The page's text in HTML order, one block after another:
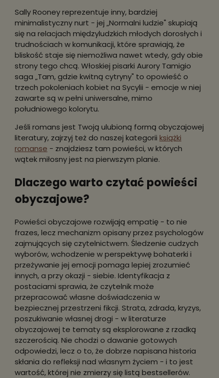
Sally Rooney reprezentuje inny, bardziej
minimalistyczny nurt - jej „Normalni ludzie" skupiają
się na relacjach międzyludzkich młodych dorosłych i
trudnościach w komunikacji, które sprawiają, że
bliskość staje się niemożliwa nawet wtedy, gdy obie
strony tego chcą. Włoskiej pisarki Aurory Tamigio
saga „Tam, gdzie kwitną cytryny" to opowieść o
trzech pokoleniach kobiet na Sycylii - emocje w niej
zawarte są w pełni uniwersalne, mimo
południowego kolorytu.
Jeśli romans jest Twoją ulubioną formą obyczajowej
literatury, zajrzyj też do naszej kategorii książki
romanse - znajdziesz tam powieści, w których
wątek miłosny jest na pierwszym planie.
Dlaczego warto czytać powieści
obyczajowe?
Powieści obyczajowe rozwijają empatię - to nie
frazes, lecz mechanizm opisany przez psychologów
zajmujących się czytelnictwem. Śledzenie cudzych
wyborów, wchodzenie w perspektywę bohaterki i
przeżywanie jej emocji pomaga lepiej zrozumieć
innych, a przy okazji - siebie. Identyfikacja z
postaciami sprawia, że czytelnik może
przepracować własne doświadczenia w
bezpiecznej przestrzeni fikcji. Strata, zdrada, kryzys,
poszukiwanie własnej drogi - w literaturze
obyczajowej te tematy są eksplorowane z rzadką
szczerością. Nie chodzi o dawanie gotowych
odpowiedzi, lecz o to, że dobrze napisana historia
skłania do refleksji nad własnym życiem - i to jest
wartość, której nie zmierzy się listą bestsellerów.